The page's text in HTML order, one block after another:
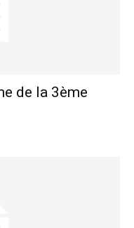
de la 3ème